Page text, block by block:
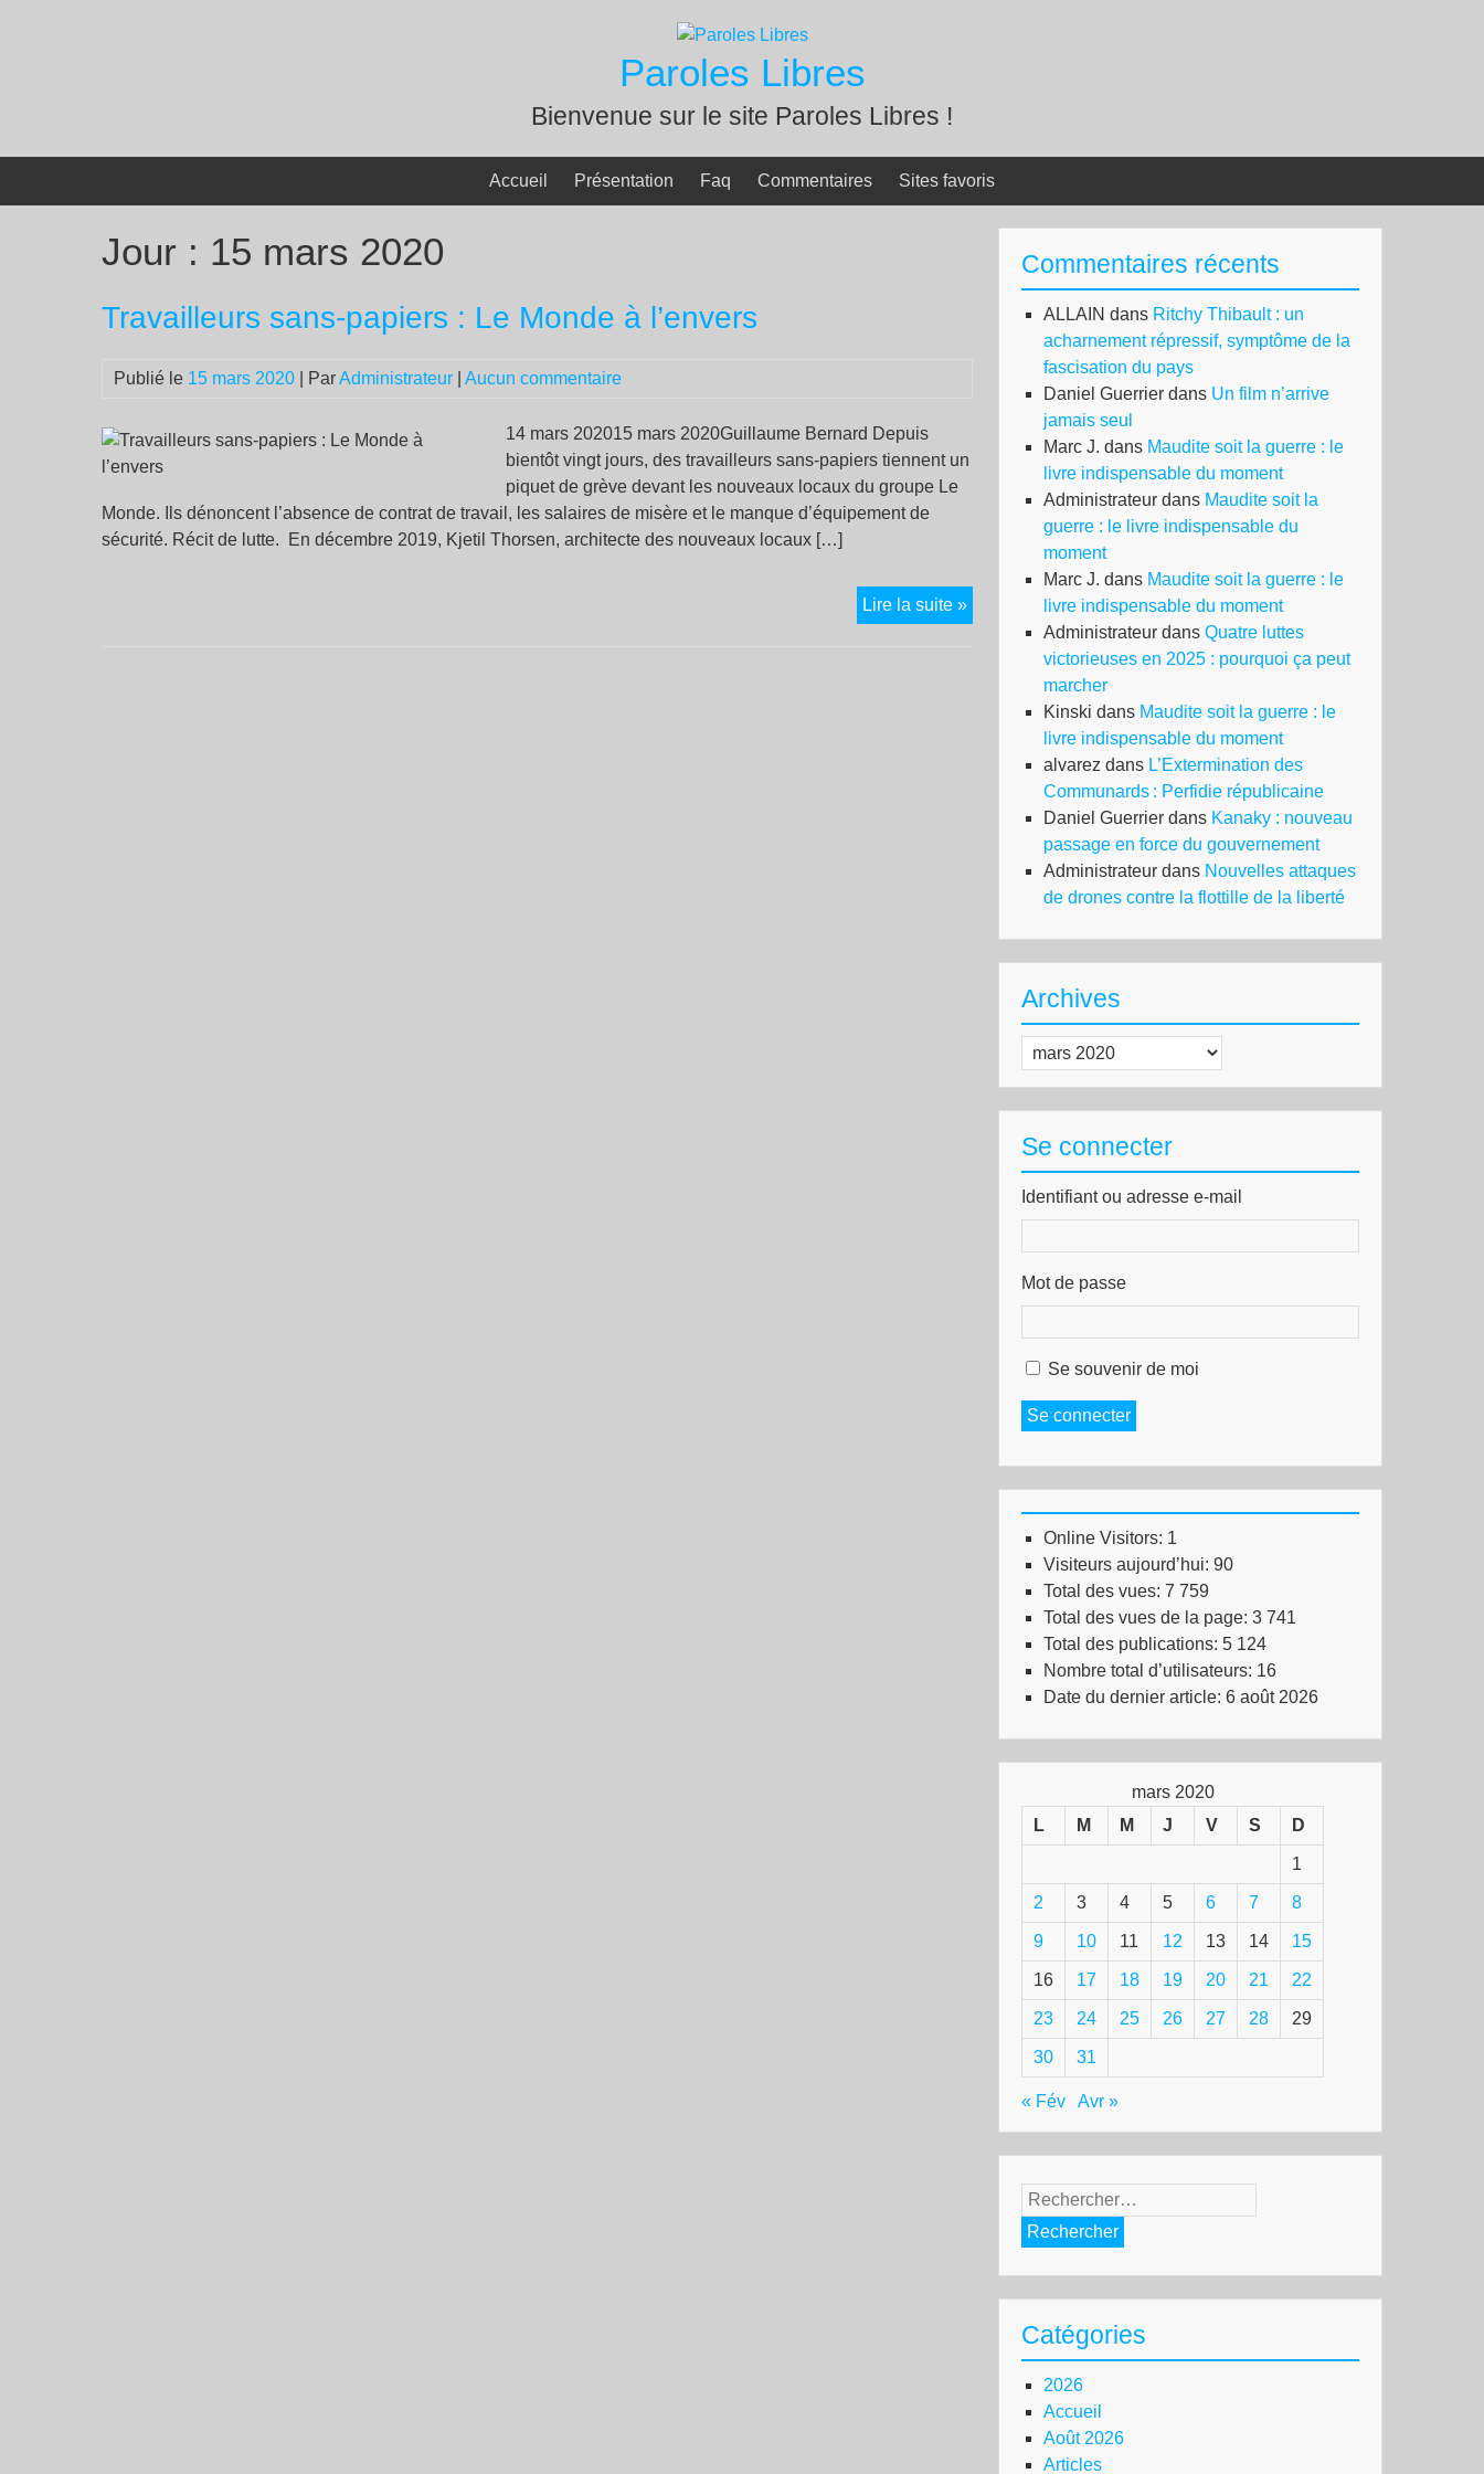
Paroles Libres
Bienvenue sur le site Paroles Libres !
Accueil Présentation Faq Commentaires Sites favoris
Jour : 15 mars 2020
Travailleurs sans-papiers : Le Monde à l’envers
Publié le 15 mars 2020 | ParAdministrateur Aucun commentaire
14 mars 202015 mars 2020Guillaume Bernard Depuis
bientôt vingt jours, des travailleurs sans-papiers tiennent un
piquet de grève devant les nouveaux locaux du groupe Le
Monde. Ils dénoncent l’absence de contrat de travail, les salaires de misère et le manque d’équipement de
sécurité. Récit de lutte. En décembre 2019, Kjetil Thorsen, architecte des nouveaux locaux […]
Lire la suite »Travailleurs
sans-
Commentaires récents
ALLAIN dans Ritchy Thibault : un
acharnement répressif, symptôme de la
fascisation du pays
Daniel Guerrier dans Un film n’arrive
jamais seul
Marc J. dans Maudite soit la guerre : le
livre indispensable du moment
Administrateur dans Maudite soit la
guerre : le livre indispensable du
moment
Marc J. dans Maudite soit la guerre : le
livre indispensable du moment
Administrateur dans Quatre luttes
victorieuses en 2025 : pourquoi ça peut
marcher
Kinski dans Maudite soit la guerre : le
livre indispensable du moment
alvarez dans L’Extermination des
Communards : Perfidie républicaine
Daniel Guerrier dans Kanaky : nouveau
passage en force du gouvernement
Administrateur dans Nouvelles attaques
de drones contre la flottille de la liberté
Archives
Archives
Se connecter
Identifiant ou adresse e-mail
Mot de passe
Se souvenir de moi
Se connecter
Online Visitors: 1
Visiteurs aujourd’hui: 90
Total des vues: 7 759
Total des vues de la page: 3 741
Total des publications: 5 124
Nombre total d’utilisateurs: 16
Date du dernier article: 6 août 2026
mars 2020
L
M M J V S D
1
2 3 4 5 6 7 8
9 10 11 12 13 14 15
16 17 18 19 20 21 22
23 24 25 26 27 28 29
30 31
« Fév Avr »
Rechercher :
Catégories
2026
Accueil
Août 2026
Articles